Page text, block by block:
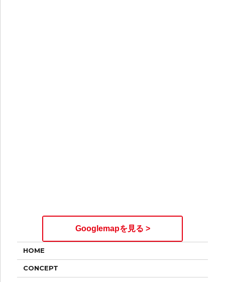
Googlemapを見る >
HOME
CONCEPT